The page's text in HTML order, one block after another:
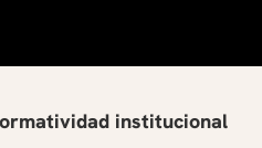
institucional